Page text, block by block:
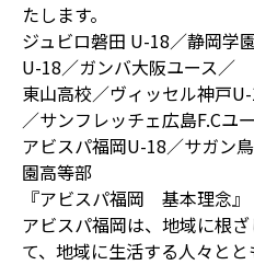
たします。
ジュビロ磐田 U-18／静岡学
U-18／ガンバ大阪ユース／
東山高校／ヴィッセル神戸
／サンフレッチェ広島F.Cユ
アビスパ福岡U-18／サガン
園高等部
『アビスパ福岡 基本理念』
アビスパ福岡は、地域に根
て、地域に生活する人々とと